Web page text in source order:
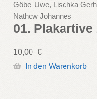
Göbel Uwe, Lischka
Nathow Johannes
01. Plakartive
10,00 €
In den Warenkorb